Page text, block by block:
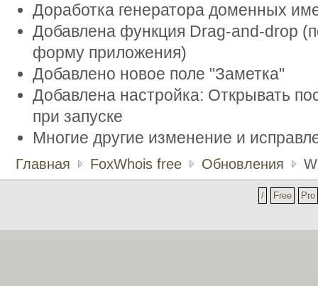
Доработка генератора доменных
Добавлена функция Drag-and-drop
форму приложения)
Добавлено новое поле "Заметка"
Добавлена настройка: Открывать
при запуске
Многие другие изменение и
Главная FoxWhois free Обновления
/ Free Pro